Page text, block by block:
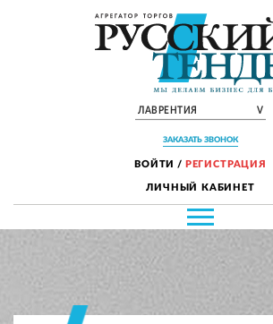
ЛАВРЕНТИЯ V
ЗАКАЗАТЬ ЗВОНОК
ВОЙТИ / РЕГИСТРАЦИЯ
ЛИЧНЫЙ КАБИНЕТ